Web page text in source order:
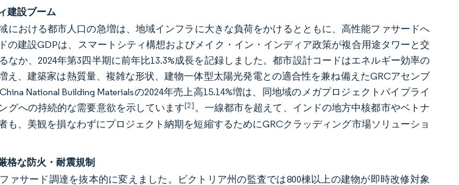
建設ブーム
における都市人口の急増は、地域インフラに大きな負荷をかけるとともに、高性能ファサードへ
の建設GDPは、スマートシティ構想およびメイク・イン・インディア政策が複合用途タワーと交
なか、2024年第3四半期に前年比13.3%成長を記録しました。都市設計コードはエネルギー効率の
え、建築家は熱質量、複雑な形状、建物一体型太陽光発電との適合性を兼ね備えたGRCアセンブ
National Building Materialsの2024年売上高15.14%増は、同地域のメガプロジェクトパイプライ
グへの持続的な需要意欲を示しています[2]。一線都市を超えて、インドの地方中核都市やベトナ
も、美観を損なわずにプロジェクト納期を短縮するためにGRCクラッディング市場ソリューショ
格な防火・耐震規制
ァサード調達を抜本的に変えました。ビクトリア州の監査では800棟以上の建物が即時改修対象